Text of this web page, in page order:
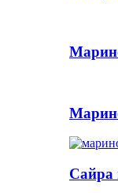
Сайра